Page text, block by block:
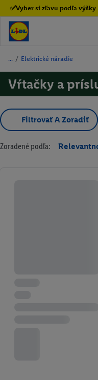
✅Vyber si zľavu podľa výšky
/ Elektrické náradie
Vŕtačky a
Filtrovať A Zoradiť
Zoradené podľa: